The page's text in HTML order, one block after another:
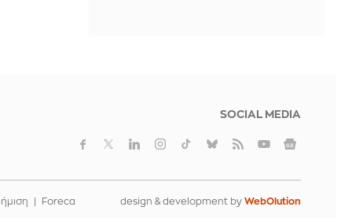
SOCIAL MEDIA
Foreca design & development by WebOlution